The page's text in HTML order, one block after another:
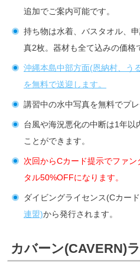
追加でご案内可能です。
持ち物は水着、バスタオル、
真2枚。器材も全て込みの価格
沖縄本島中部方面(恩納村、う
を無料で送迎します。
講習中の水中写真を無料でプレ
台風や海況悪化の中断は1年以
ことができます。
次回からCカード提示でファ
タル50%OFFになります。
ダイビングライセンス(Cカー
連盟)から発行されます。
カバーン(CAVERN)